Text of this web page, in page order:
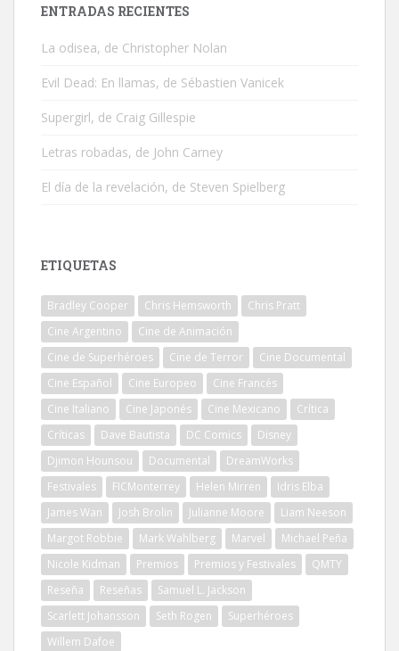
ENTRADAS RECIENTES
La odisea, de Christopher Nolan
Evil Dead: En llamas, de Sébastien Vanicek
Supergirl, de Craig Gillespie
Letras robadas, de John Carney
El día de la revelación, de Steven Spielberg
ETIQUETAS
Bradley Cooper Chris Hemsworth
Chris Pratt
Cine Argentino
Cine de Animación
Cine de Superhéroes
Cine de Terror
Cine Documental
Cine Español
Cine Europeo
Cine Francés
Cine Italiano
Cine Japonés Cine Mexicano
Crítica
Críticas
Dave Bautista DC Comics
Disney
Djimon Hounsou
Documental
DreamWorks
Festivales
FICMonterrey Helen Mirren
Idris Elba
James Wan
Josh Brolin Julianne Moore
Liam Neeson
Margot Robbie
Mark Wahlberg Marvel
Michael Peña
Nicole Kidman
Premios Premios y Festivales
QMTY
Reseña
Reseñas
Samuel L. Jackson
Scarlett Johansson
Seth Rogen
Superhéroes
Willem Dafoe